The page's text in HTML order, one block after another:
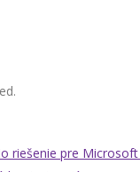
riešenie pre